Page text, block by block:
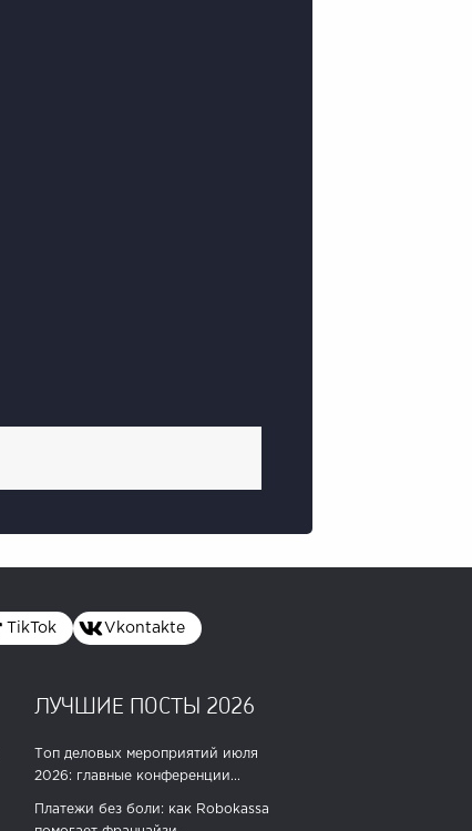
TikTok Vkontakte
ЛУЧШИЕ ПОСТЫ 2026
Топ деловых мероприятий июля
2026: главные конференции...
Платежи без боли: как Robokassa